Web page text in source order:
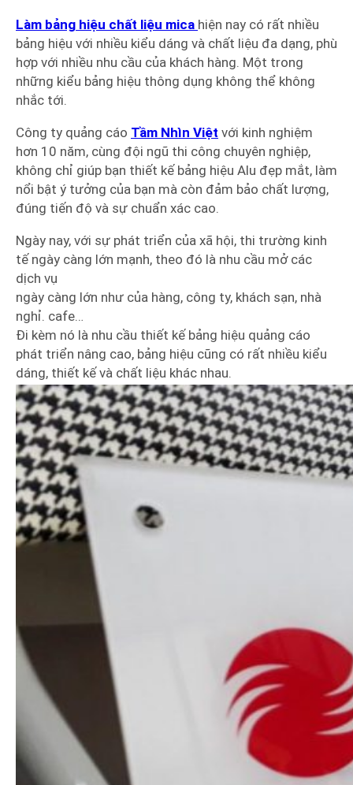
Làm bảng hiệu chất liệu mica hiện nay có rất nhiều
bảng hiệu với nhiều kiểu dáng và chất liệu đa dạng, phù
hợp với nhiều nhu cầu của khách hàng. Một trong
những kiểu bảng hiệu thông dụng không thể không
nhắc tới.
Công ty quảng cáo Tầm Nhìn Việt với kinh nghiệm
hơn 10 năm, cùng đội ngũ thi công chuyên nghiệp,
không chỉ giúp bạn thiết kế bảng hiệu Alu đẹp mắt, làm
nổi bật ý tưởng của bạn mà còn đảm bảo chất lượng,
đúng tiến độ và sự chuẩn xác cao.
Ngày nay, với sự phát triển của xã hội, thi trường kinh
tế ngày càng lớn mạnh, theo đó là nhu cầu mở các
dịch vụ
ngày càng lớn như của hàng, công ty, khách sạn, nhà
nghỉ. cafe…
Đi kèm nó là nhu cầu thiết kế bảng hiệu quảng cáo
phát triển nâng cao, bảng hiệu cũng có rất nhiều kiểu
dáng, thiết kế và chất liệu khác nhau.